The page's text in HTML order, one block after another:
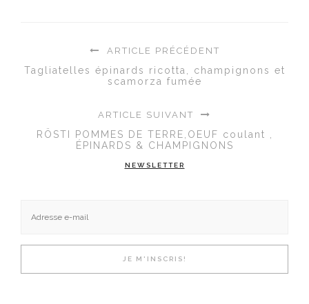
ARTICLE PRÉCÉDENT
Tagliatelles épinards ricotta, champignons et
scamorza fumée
ARTICLE SUIVANT
RÖSTI POMMES DE TERRE,OEUF coulant ,
ÉPINARDS & CHAMPIGNONS
NEWSLETTER